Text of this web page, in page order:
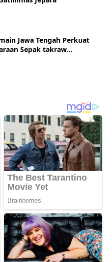
Jawa Tengah Perkuat
Sepak takraw